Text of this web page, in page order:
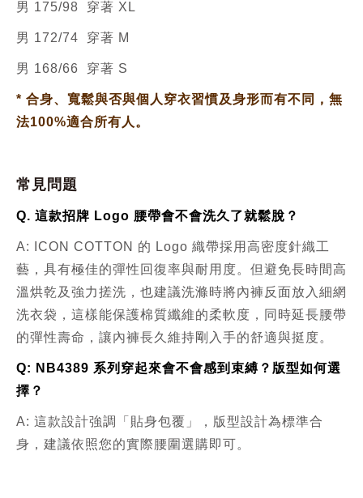
男 175/98 穿著 XL
男 172/74 穿著 M
男 168/66 穿著 S
* 合身、寬鬆與否與個人穿衣習慣及身形而有不同，無
法100%適合所有人。
常見問題
Q. 這款招牌 Logo 腰帶會不會洗久了就鬆脫？
A: ICON COTTON 的 Logo 織帶採用高密度針織工
藝，具有極佳的彈性回復率與耐用度。但避免長時間高
溫烘乾及強力搓洗，也建議洗滌時將內褲反面放入細網
洗衣袋，這樣能保護棉質纖維的柔軟度，同時延長腰帶
的彈性壽命，讓內褲長久維持剛入手的舒適與挺度。
Q: NB4389 系列穿起來會不會感到束縛？版型如何選
擇？
A: 這款設計強調「貼身包覆」，版型設計為標準合
身，建議依照您的實際腰圍選購即可。